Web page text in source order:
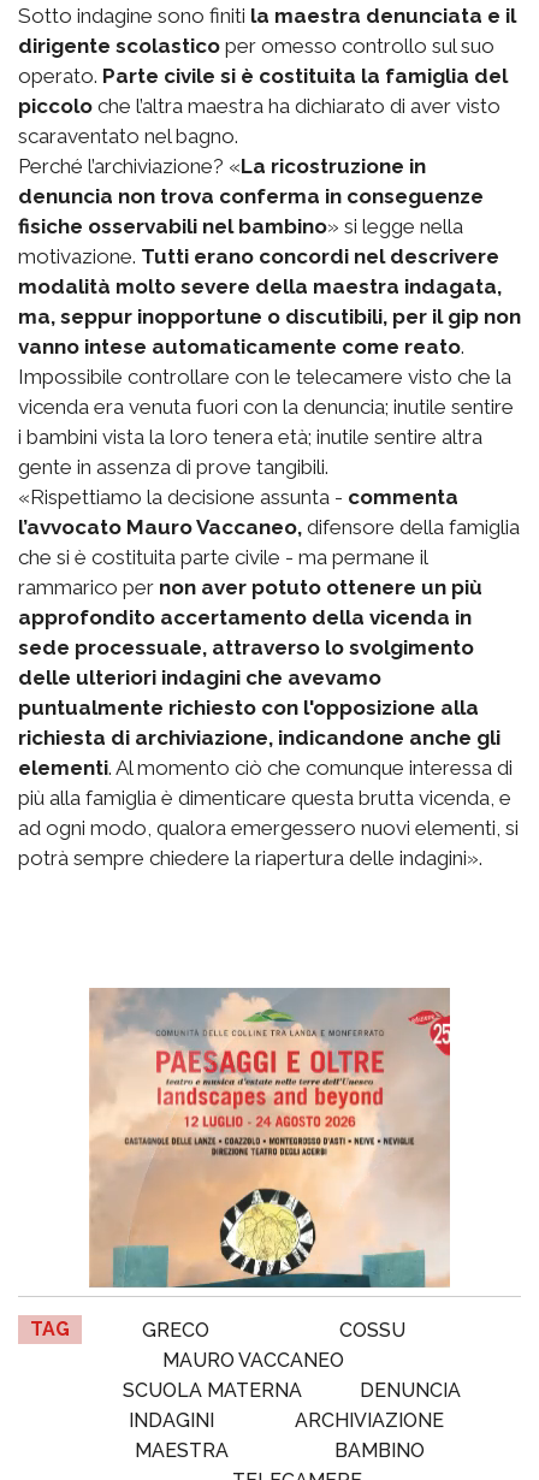
Sotto indagine sono finiti la maestra denunciata e il
dirigente scolastico per omesso controllo sul suo
operato. Parte civile si è costituita la famiglia del
piccolo che l’altra maestra ha dichiarato di aver visto
scaraventato nel bagno.
Perché l’archiviazione? «La ricostruzione in
denuncia non trova conferma in conseguenze
fisiche osservabili nel bambino» si legge nella
motivazione. Tutti erano concordi nel descrivere
modalità molto severe della maestra indagata,
ma, seppur inopportune o discutibili, per il gip non
vanno intese automaticamente come reato.
Impossibile controllare con le telecamere visto che la
vicenda era venuta fuori con la denuncia; inutile sentire
i bambini vista la loro tenera età; inutile sentire altra
gente in assenza di prove tangibili.
«Rispettiamo la decisione assunta - commenta
l’avvocato Mauro Vaccaneo, difensore della famiglia
che si è costituita parte civile - ma permane il
rammarico per non aver potuto ottenere un più
approfondito accertamento della vicenda in
sede processuale, attraverso lo svolgimento
delle ulteriori indagini che avevamo
puntualmente richiesto con l'opposizione alla
richiesta di archiviazione, indicandone anche gli
elementi. Al momento ciò che comunque interessa di
più alla famiglia è dimenticare questa brutta vicenda, e
ad ogni modo, qualora emergessero nuovi elementi, si
potrà sempre chiedere la riapertura delle indagini».
TAG GRECO
COSSU
MAURO VACCANEO
SCUOLA MATERNA
DENUNCIA
INDAGINI
ARCHIVIAZIONE
MAESTRA
BAMBINO